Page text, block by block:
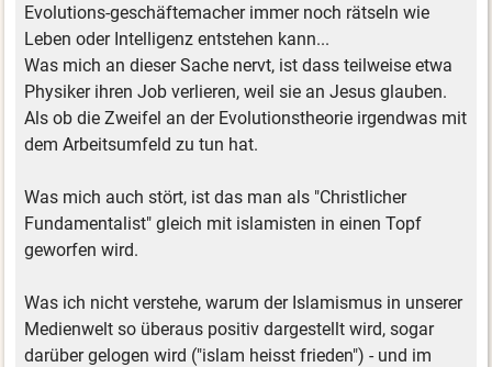
Evolutions-geschäftemacher immer noch rätseln wie
Leben oder Intelligenz entstehen kann...
Was mich an dieser Sache nervt, ist dass teilweise etwa
Physiker ihren Job verlieren, weil sie an Jesus glauben.
Als ob die Zweifel an der Evolutionstheorie irgendwas mit
dem Arbeitsumfeld zu tun hat.
Was mich auch stört, ist das man als "Christlicher
Fundamentalist" gleich mit islamisten in einen Topf
geworfen wird.
Was ich nicht verstehe, warum der Islamismus in unserer
Medienwelt so überaus positiv dargestellt wird, sogar
darüber gelogen wird ("islam heisst frieden") - und im